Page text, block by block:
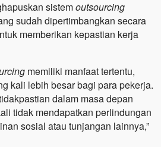
sistemoutsourcing
sudah dipertimbangkan secara
memberikan kepastian kerja
memiliki manfaat tertentu,
kali lebih besar bagi para pekerja.
dalam masa depan
tidak mendapatkan perlindungan
sosial atau tunjangan lainnya,”